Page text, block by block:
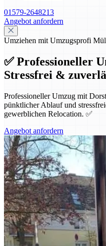
01579-2648213
Angebot anfordern
Umziehen mit Umzugsprofi
✅ Professioneller
Stressfrei &
Professioneller Umzug mit
pünktlicher Ablauf und
gewerblichen Relocation. ✅
Angebot anfordern